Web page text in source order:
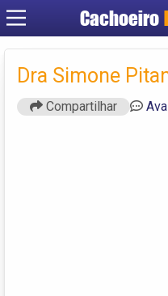
Cachoeiro
Dra Simone
Compartilhar